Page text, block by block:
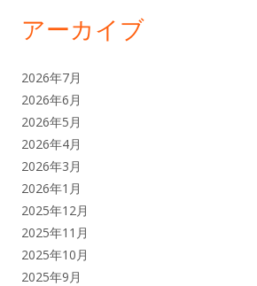
アーカイブ
2026年7月
2026年6月
2026年5月
2026年4月
2026年3月
2026年1月
2025年12月
2025年11月
2025年10月
2025年9月